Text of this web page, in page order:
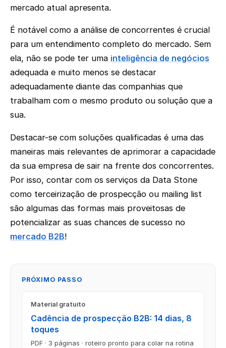
mercado atual apresenta.
É notável como a análise de concorrentes é crucial
para um entendimento completo do mercado. Sem
ela, não se pode ter uma inteligência de negócios
adequada e muito menos se destacar
adequadamente diante das companhias que
trabalham com o mesmo produto ou solução que a
sua.
Destacar-se com soluções qualificadas é uma das
maneiras mais relevantes de aprimorar a capacidade
da sua empresa de sair na frente dos concorrentes.
Por isso, contar com os serviços da Data Stone
como terceirização de prospecção ou mailing list
são algumas das formas mais proveitosas de
potencializar as suas chances de sucesso no
mercado B2B!
PRÓXIMO PASSO
Material gratuito
Cadência de prospecção B2B: 14 dias, 8
toques
PDF · 3 páginas · roteiro pronto para colar na rotina